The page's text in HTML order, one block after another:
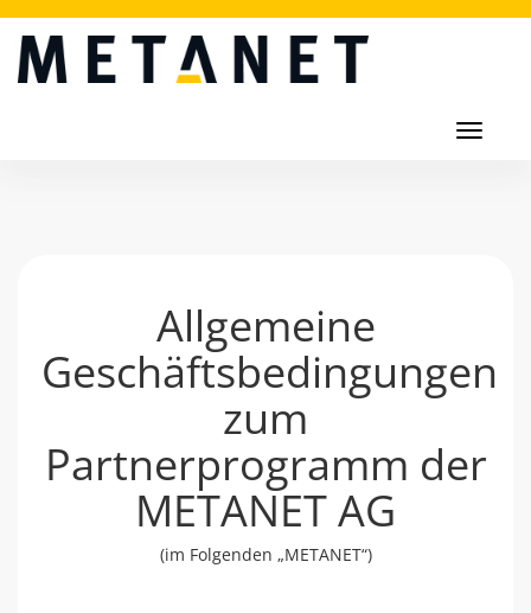
Toggle
Allgemeine
Geschäftsbedingungen
zum
Partnerprogramm der
METANET AG
(im Folgenden „METANET“)